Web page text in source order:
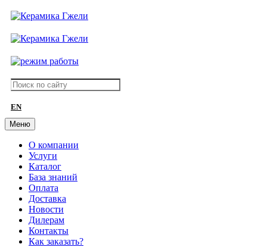
EN
Меню
О компании
Услуги
Каталог
База знаний
Оплата
Доставка
Новости
Дилерам
Контакты
Как заказать?